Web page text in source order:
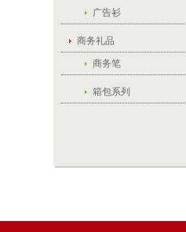
广告衫
商务礼品
商务笔
箱包系列